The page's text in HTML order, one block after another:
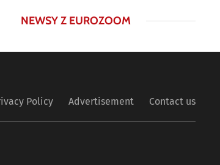
NEWSY Z EUROZOOM
Policy Advertisement Contact us